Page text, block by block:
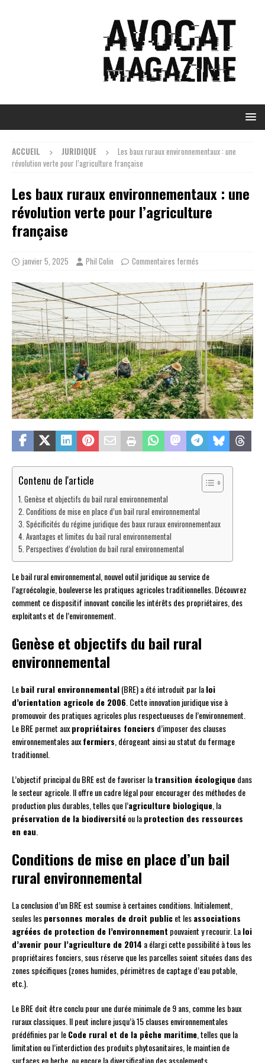
ACCUEIL JURIDIQUE
Les baux ruraux environnementaux : une
révolution verte pour l’agriculture française
Les baux ruraux environnementaux : une
révolution verte pour l’agriculture
française
janvier 5, 2025 Phil Colin Commentaires fermés
Contenu de l'article
Genèse et objectifs du bail rural environnemental
Conditions de mise en place d’un bail rural environnemental
Spécificités du régime juridique des baux ruraux environnementaux
Avantages et limites du bail rural environnemental
Perspectives d’évolution du bail rural environnemental
Le bail rural environnemental, nouvel outil juridique au service de
l’agroécologie, bouleverse les pratiques agricoles traditionnelles. Découvrez
comment ce dispositif innovant concilie les intérêts des propriétaires, des
exploitants et de l’environnement.
Genèse et objectifs du bail rural
environnemental
Lebail rural environnemental(BRE) a été introduit par laloi
d’orientation agricole de 2006 . Cette innovation juridique vise à
promouvoir des pratiques agricoles plus respectueuses de l’environnement.
Le BRE permet auxpropriétaires fonciers d’imposer des clauses
environnementales auxfermiers , dérogeant ainsi au statut du fermage
traditionnel.
L’objectif principal du BRE est de favoriser latransition écologiquedans
le secteur agricole. Il offre un cadre légal pour encourager des méthodes de
production plus durables, telles que l’agriculture biologique , la
préservation de la biodiversitéou laprotection des ressources
en eau
Conditions de mise en place d’un bail
rural environnemental
La conclusion d’un BRE est soumise à certaines conditions. Initialement,
seules lespersonnes morales de droit publicet lesassociations
agréées de protection de l’environnement pouvaient y recourir. Laloi
d’avenir pour l’agriculture de 2014 a élargi cette possibilité à tous les
propriétaires fonciers, sous réserve que les parcelles soient situées dans des
zones spécifiques (zones humides, périmètres de captage d’eau potable,
etc.).
Le BRE doit être conclu pour une durée minimale de 9 ans, comme les baux
ruraux classiques. Il peut inclure jusqu’à 15 clauses environnementales
prédéfinies par leCode rural et de la pêche maritime , telles que la
limitation ou l’interdiction des produits phytosanitaires, le maintien de
surfaces en herbe, ou encore la diversification des assolements.